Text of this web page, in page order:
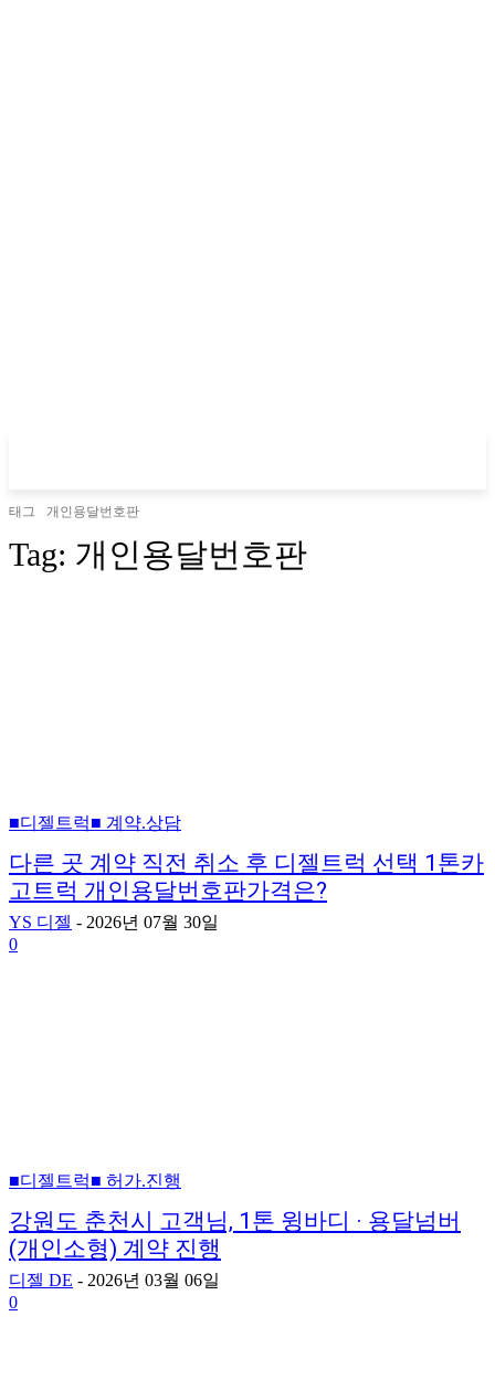
태그 개인용달번호판
Tag: 개인용달번호판
■디젤트럭■ 계약.상담
다른 곳 계약 직전 취소 후 디젤트럭 선택 1톤카
고트럭 개인용달번호판가격은?
YS 디젤 - 2026년 07월 30일
0
■디젤트럭■ 허가.진행
강원도 춘천시 고객님, 1톤 윙바디 · 용달넘버
(개인소형) 계약 진행
디젤 DE - 2026년 03월 06일
0